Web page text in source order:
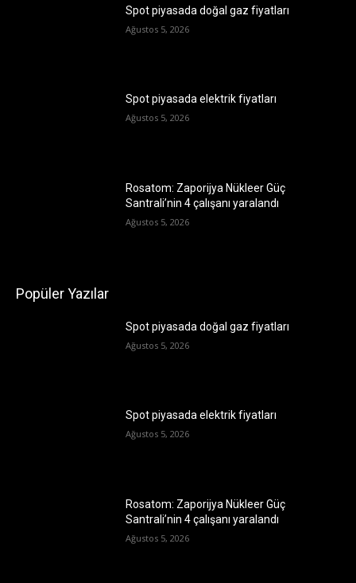
Spot piyasada doğal gaz fiyatları
Ağustos 5, 2026
Spot piyasada elektrik fiyatları
Ağustos 5, 2026
Rosatom: Zaporijya Nükleer Güç
Santrali’nin 4 çalışanı yaralandı
Ağustos 5, 2026
Popüler Yazılar
Spot piyasada doğal gaz fiyatları
Ağustos 5, 2026
Spot piyasada elektrik fiyatları
Ağustos 5, 2026
Rosatom: Zaporijya Nükleer Güç
Santrali’nin 4 çalışanı yaralandı
Ağustos 5, 2026